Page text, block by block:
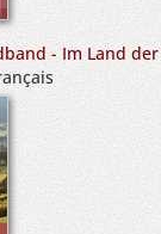
- Im Land